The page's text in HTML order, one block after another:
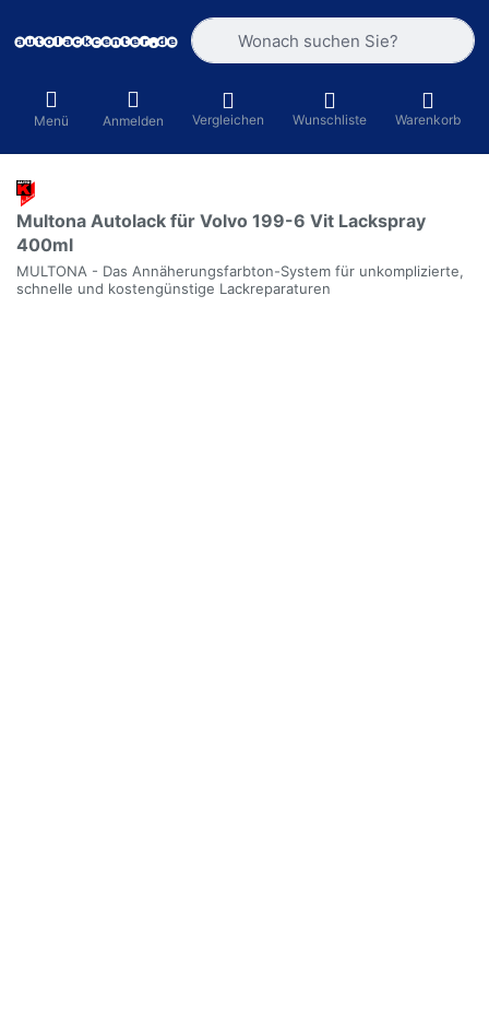
Geben Sie einen Suchbegriff ein.
Menü Anmelden Vergleichen Wunschliste Warenkorb
Multona Autolack für Volvo 199-6 Vit Lackspray
400ml
MULTONA - Das Annäherungsfarbton-System für unkomplizierte,
schnelle und kostengünstige Lackreparaturen